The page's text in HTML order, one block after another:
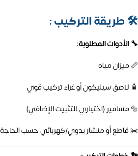
🛠️طريقة التركيب :
🔧 الأدوات المطلوبة:
📏 ميزان مياه
🧴 لاصق سيليكون أو غراء تركيب قوي
🔩 مسامير (اختياري للتثبيت الإضافي)
✂️ قاطع أو منشار يدوي/كهربائي حسب الحاجة